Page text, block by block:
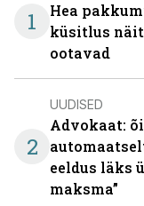
1
Hea
küsitlus
ootavad
2
UUDISED
Advokaat:
eeldus läks
maksma”